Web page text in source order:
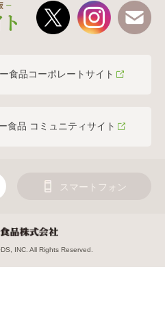
食品コーポレートサイト
食品 コミュニティサイト
スマートフォン
INC. All Rights Reserved.